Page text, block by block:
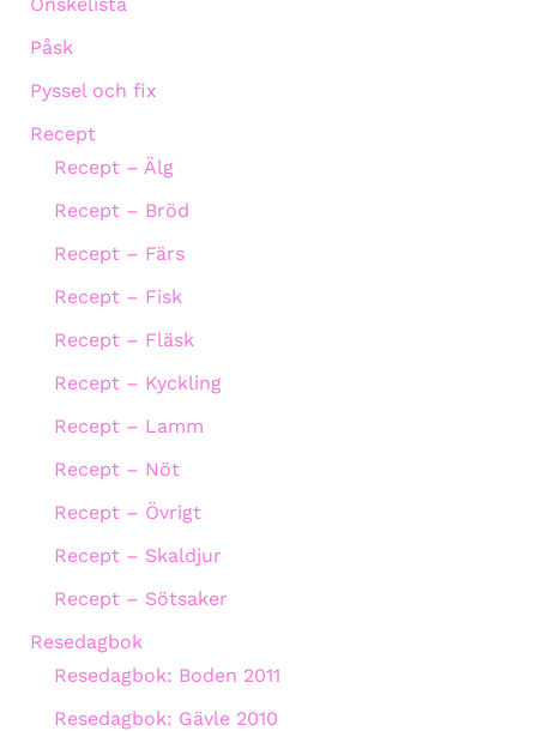
Påsk
Pyssel och fix
Recept
Recept – Älg
Recept – Bröd
Recept – Färs
Recept – Fisk
Recept – Fläsk
Recept – Kyckling
Recept – Lamm
Recept – Nöt
Recept – Övrigt
Recept – Skaldjur
Recept – Sötsaker
Resedagbok
Resedagbok: Boden 2011
Resedagbok: Gävle 2010